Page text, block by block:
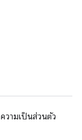
ความเป็นส่วนตัว